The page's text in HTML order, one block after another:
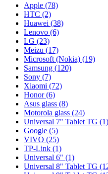
Apple (78)
HTC (2)
Huawei (38)
Lenovo (6)
LG (23)
Meizu (17)
Microsoft (Nokia) (19)
Samsung (120)
Sony (7)
Xiaomi (72)
Honor (6)
Asus glass (8)
Motorola glass (24)
Universal 7" Tablet TG (1)
Google (5)
VIVO (25)
TP-Link (1)
Universal 6" (1)
Universal 8" Tablet TG